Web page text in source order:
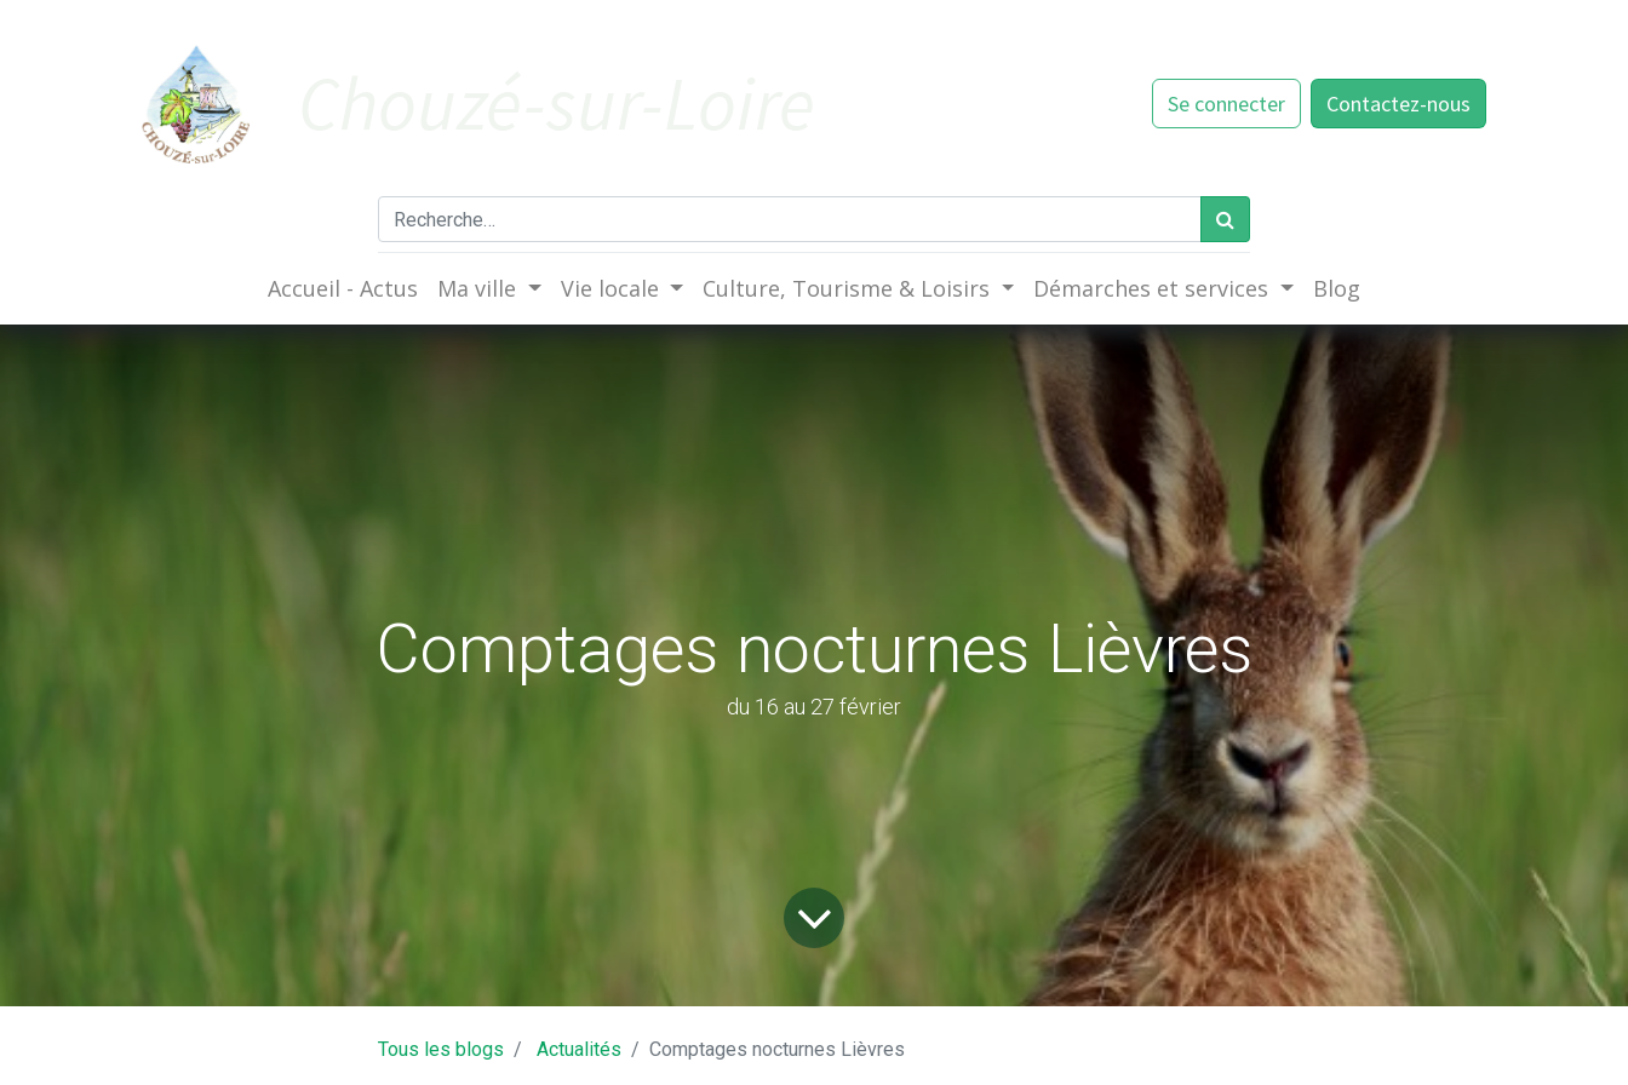
Se connecter Contactez-nous
Accueil - Actus Ma ville Vie locale Culture, Tourisme & Loisirs Démarches et services Blog
Comptages nocturnes Lièvres
du 16 au 27 février
Tous les blogs Actualités Comptages nocturnes Lièvres
Mairie - 11, Place des Déportés 37140 Chouzé-sur-Loire
Horaires d'ouverture du secrétariat